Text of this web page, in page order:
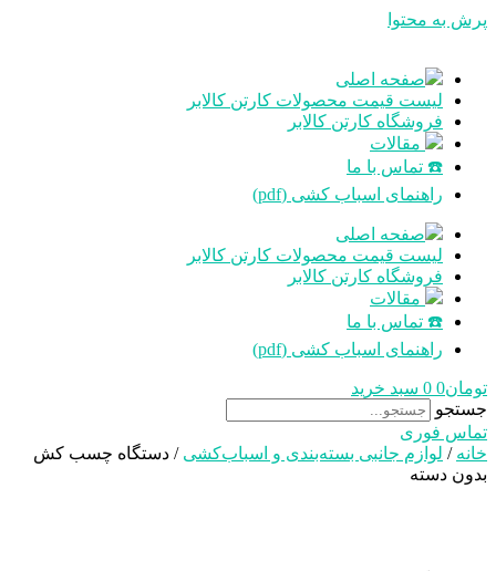
پرش به محتوا
صفحه اصلی
لیست قیمت محصولات کارتن کالابر
فروشگاه کارتن کالابر
مقالات
☎️ تماس با ما
راهنمای اسباب کشی (pdf)
صفحه اصلی
لیست قیمت محصولات کارتن کالابر
فروشگاه کارتن کالابر
مقالات
☎️ تماس با ما
راهنمای اسباب کشی (pdf)
تومان0
0 سبد خرید
جستجو
تماس فوری
خانه / لوازم جانبی بسته‌بندی و اسباب‌کشی / دستگاه چسب کش
بدون دسته